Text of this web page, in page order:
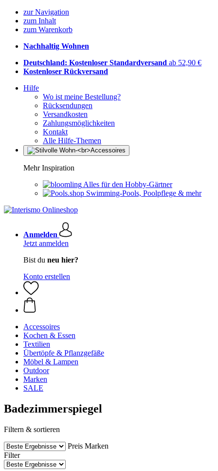
zur Navigation
zum Inhalt
zum Warenkorb
Nachhaltig Wohnen
Deutschland: Kostenloser Standardversand ab 52,90 €
Kostenloser Rückversand
Hilfe
Wo ist meine Bestellung?
Rücksendungen
Versandkosten
Zahlungsmöglichkeiten
Kontakt
Alle Hilfe-Themen
Mehr Inspiration
Alles für den Hobby-Gärtner
Swimming-Pools, Poolpflege & mehr
Anmelden
Jetzt anmelden
Bist du neu hier?
Konto erstellen
Accessoires
Kochen & Essen
Textilien
Übertöpfe & Pflanzgefäße
Möbel & Lampen
Outdoor
Marken
SALE
Badezimmerspiegel
Filtern & sortieren
Preis Marken
Filter